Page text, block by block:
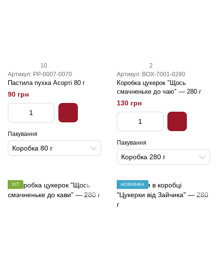
10
Артикул: PP-0007-0070
Пастила пухка Асорті 80 г
90 грн
Пакування
Коробка 80 г
2
Артикул: BOX-7001-0280
Коробка цукерок "Щось
смачненьке до чаю" — 280 г
130 грн
Пакування
Коробка 280 г
ХІТ НОВИНКА